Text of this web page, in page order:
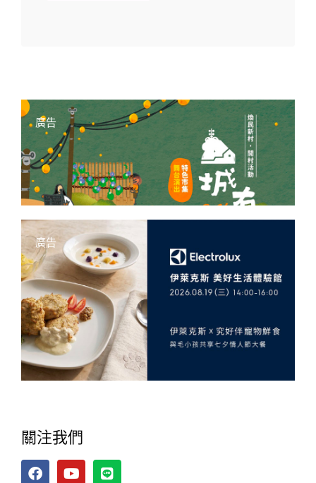
廣告
廣告
關注我們